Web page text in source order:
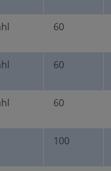
60
60
60
100